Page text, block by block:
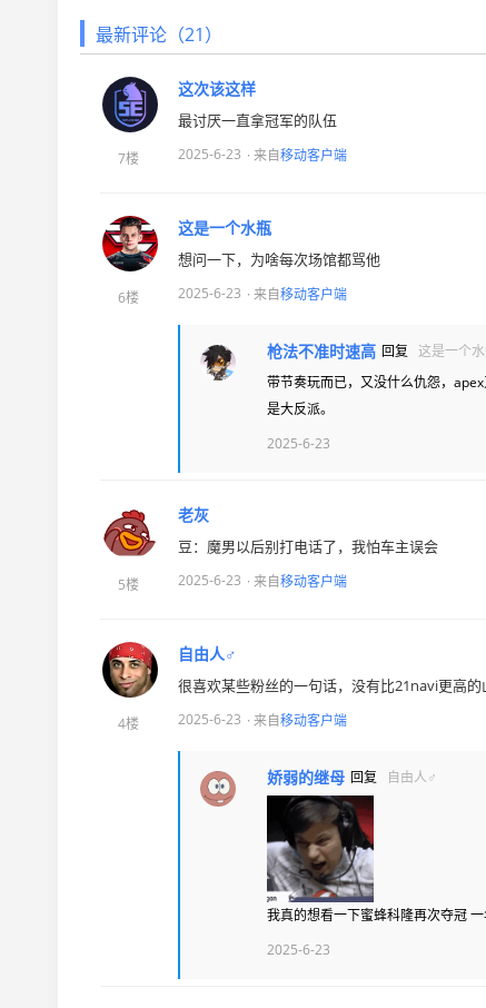
最新评论（21）
7楼
这次该这样
最讨厌一直拿冠军的队伍
2025-6-23 · 来自移动客户端
6楼
这是一个水瓶
想问一下，为啥每次场馆都骂他
2025-6-23 · 来自移动客户端
枪法不准时速高 回复 这是一个
带节奏玩而已，又没什么仇怨，
是大反派。
2025-6-23
5楼
老灰
豆：魔男以后别打电话了，我怕车主误会
2025-6-23 · 来自移动客户端
4楼
自由人♂
很喜欢某些粉丝的一句话，没有比21navi更高的
2025-6-23 · 来自移动客户端
娇弱的继母 回复 自由人♂
我真的想看一下蜜蜂科隆再次夺冠
2025-6-23